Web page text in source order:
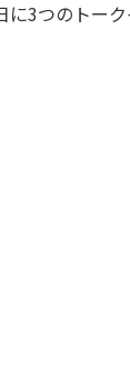
3つのトーク